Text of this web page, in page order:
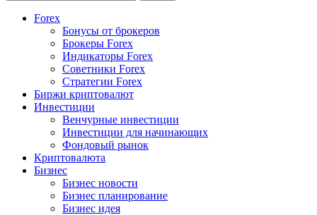
Forex
Бонусы от брокеров
Брокеры Forex
Индикаторы Forex
Советники Forex
Стратегии Forex
Биржи криптовалют
Инвестиции
Венчурные инвестиции
Инвестиции для начинающих
Фондовый рынок
Криптовалюта
Бизнес
Бизнес новости
Бизнес планирование
Бизнес идея